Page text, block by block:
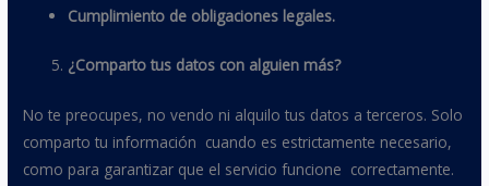
Cumplimiento de obligaciones legales.
¿Comparto tus datos con alguien más?
No te preocupes, no vendo ni alquilo tus datos a terceros. Solo
comparto tu información cuando es estrictamente necesario,
como para garantizar que el servicio funcione correctamente.